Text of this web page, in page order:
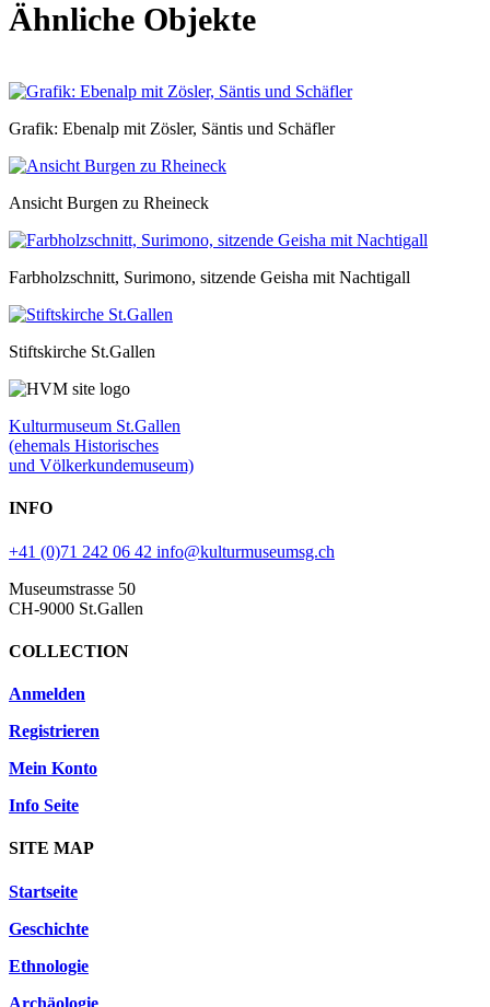
Ähnliche Objekte
Grafik: Ebenalp mit Zösler, Säntis und Schäfler
Ansicht Burgen zu Rheineck
Farbholzschnitt, Surimono, sitzende Geisha mit Nachtigall
Stiftskirche St.Gallen
Kulturmuseum St.Gallen
(ehemals Historisches
und Völkerkundemuseum)
INFO
+41 (0)71 242 06 42 info@kulturmuseumsg.ch
Museumstrasse 50
CH-9000 St.Gallen
COLLECTION
Anmelden
Registrieren
Mein Konto
Info Seite
SITE MAP
Startseite
Geschichte
Ethnologie
Archäologie